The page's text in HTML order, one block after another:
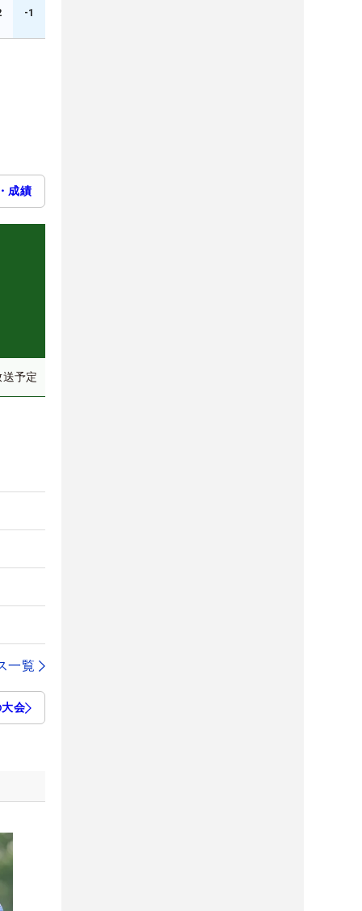
-1
成績
予定
一覧
会